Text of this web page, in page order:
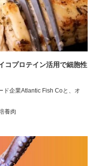
プロテイン活用で細胞性
ド企業Atlantic Fish Coと、オ
養肉